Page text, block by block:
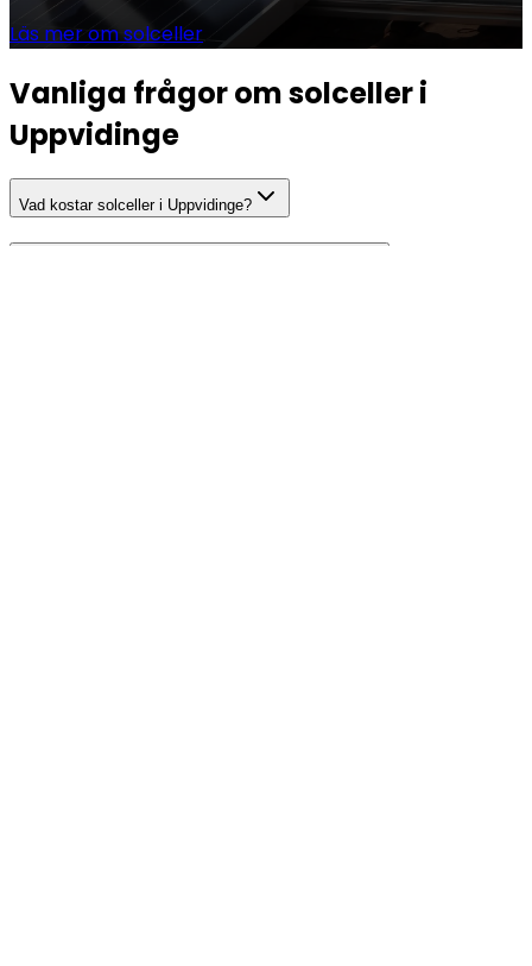
Läs mer om solceller
Vanliga frågor om solceller i
Uppvidinge
Vad kostar solceller i Uppvidinge?